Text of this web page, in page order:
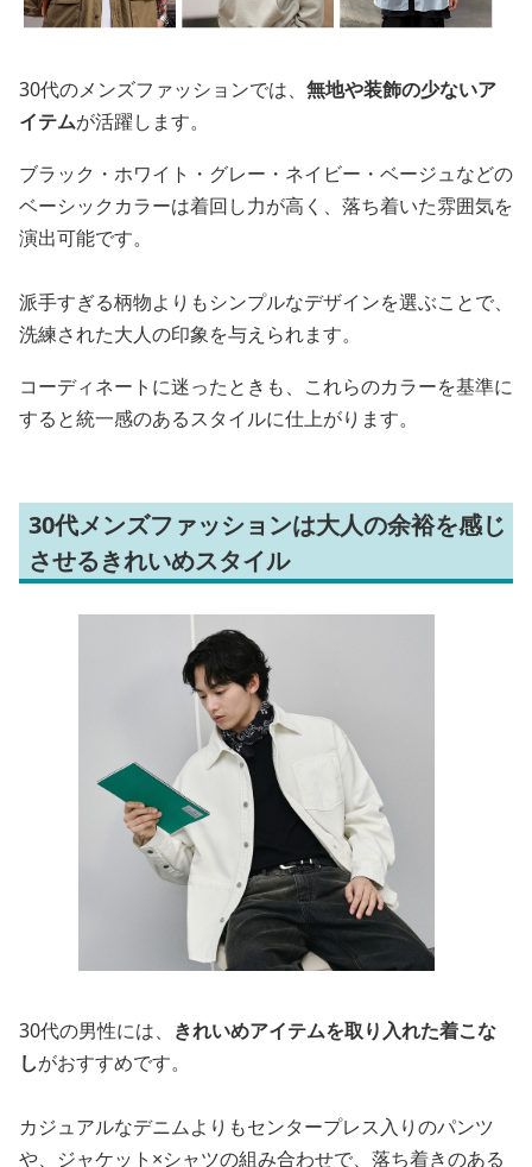
30代のメンズファッションでは、 無地や装飾の少ないア
イテムが活躍します。
ブラック・ホワイト・グレー・ネイビー・ベージュなどの
ベーシックカラーは着回し力が高く、落ち着いた雰囲気を
演出可能です。
派手すぎる柄物よりもシンプルなデザインを選ぶことで、
洗練された大人の印象を与えられます。
コーディネートに迷ったときも、これらのカラーを基準に
すると統一感のあるスタイルに仕上がります。
30代メンズファッションは大人の余裕を感じ
させるきれいめスタイル
30代の男性には、 きれいめアイテムを取り入れた着こな
しがおすすめです。
カジュアルなデニムよりもセンタープレス入りのパンツ
や、ジャケット×シャツの組み合わせで、落ち着きのある